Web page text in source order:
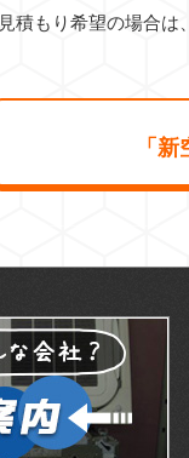
積もり希望の場合
「